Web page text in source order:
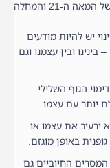
דמוי גוף שלילי הוא אחת המחלות הקשות של המאה ה-21 והמחלה
יש להיות מודעים
ובין עצמנו וגם
הגוף השלילי
יותר עם עצמו.
ירעיב את עצמו או
באופן מוגזם.
החיוביים גם